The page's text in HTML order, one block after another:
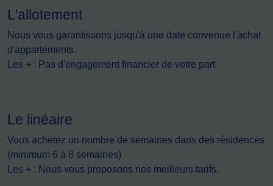
L'allotement
Nous vous garantissons jusqu'à une date convenue l'achat
d'appartements.
Les + : Pas d'engagement financier de votre part
Le linéaire
Vous achetez un nombre de semaines dans des résidences
(minimum 6 à 8 semaines)
Les + : Nous vous proposons nos meilleurs tarifs.